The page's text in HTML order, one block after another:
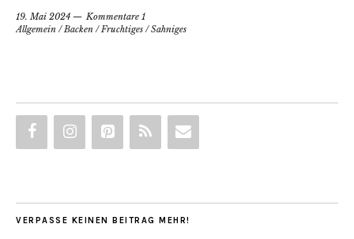
19. Mai 2024
Kommentare 1
Allgemein /Backen /Fruchtiges /Sahniges
VERPASSE KEINEN BEITRAG MEHR!